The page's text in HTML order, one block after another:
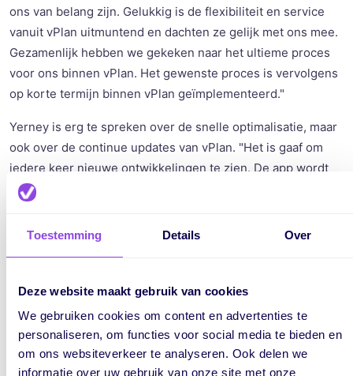
Toestemming Details Over
Deze website maakt gebruik van cookies
We gebruiken cookies om content en advertenties te
personaliseren, om functies voor social media te bieden en
om ons websiteverkeer te analyseren. Ook delen we
informatie over uw gebruik van onze site met onze
ons van belang zijn. Gelukkig is de flexibiliteit en service
vanuit vPlan uitmuntend en dachten ze gelijk met ons mee.
Gezamenlijk hebben we gekeken naar het ultieme proces
voor ons binnen vPlan. Het gewenste proces is vervolgens
op korte termijn binnen vPlan geïmplementeerd."
Yerney is erg te spreken over de snelle optimalisatie, maar
ook over de continue updates van vPlan. "Het is gaaf om
iedere keer nieuwe ontwikkelingen te zien. De app wordt
regelmatig voorzien van interessante functionaliteiten die
verbeterd en is flexibel in te richten naar je
bedrijfsproces."